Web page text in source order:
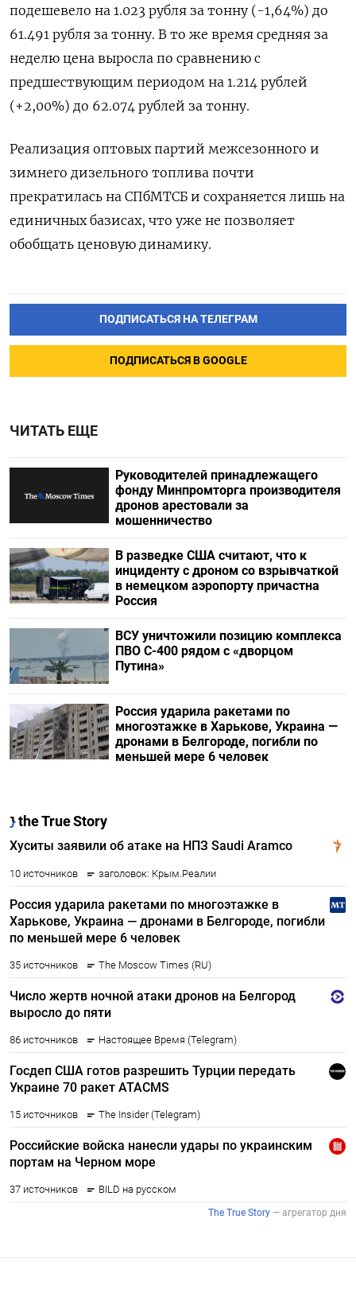
подешевело на 1.023 рубля за тонну (-1,64%) до
61.491 рубля за тонну. В то же время средняя за
неделю цена выросла по сравнению с
предшествующим периодом на 1.214 рублей
(+2,00%) до 62.074 рублей за тонну.
Реализация оптовых партий межсезонного и
зимнего дизельного топлива почти
прекратилась на СПбМТСБ и сохраняется лишь на
единичных базисах, что уже не позволяет
обобщать ценовую динамику.
ПОДПИСАТЬСЯ НА ТЕЛЕГРАМ
ПОДПИСАТЬСЯ В GOOGLE
ЧИТАТЬ ЕЩЕ
Руководителей принадлежащего
фонду Минпромторга производителя
дронов арестовали за
мошенничество
В разведке США считают, что к
инциденту с дроном со взрывчаткой
в немецком аэропорту причастна
Россия
ВСУ уничтожили позицию комплекса
ПВО С-400 рядом с «дворцом
Путина»
Россия ударила ракетами по
многоэтажке в Харькове, Украина —
дронами в Белгороде, погибли по
меньшей мере 6 человек